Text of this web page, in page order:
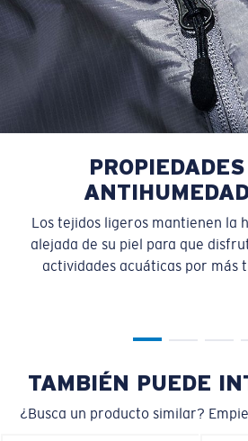
PROPIEDADES
Los tejidos ligeros mantienen la
alejada de su piel para que
actividades acuáticas por más
TAMBIÉN PUEDE
¿Busca un producto similar?